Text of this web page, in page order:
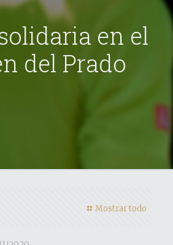
en el
del Prado
Mostrar todo